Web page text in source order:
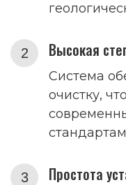
Высокая
Система
очистку,
Простота